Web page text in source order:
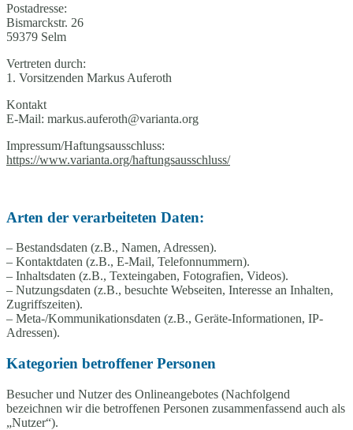
Postadresse:
Bismarckstr. 26
59379 Selm
Vertreten durch:
1. Vorsitzenden Markus Auferoth
Kontakt
E-Mail: markus.auferoth@varianta.org
Impressum/Haftungsausschluss:
https://www.varianta.org/haftungsausschluss/
Arten der verarbeiteten Daten:
– Bestandsdaten (z.B., Namen, Adressen).
– Kontaktdaten (z.B., E-Mail, Telefonnummern).
– Inhaltsdaten (z.B., Texteingaben, Fotografien, Videos).
– Nutzungsdaten (z.B., besuchte Webseiten, Interesse an Inhalten,
Zugriffszeiten).
– Meta-/Kommunikationsdaten (z.B., Geräte-Informationen, IP-
Adressen).
Kategorien betroffener Personen
Besucher und Nutzer des Onlineangebotes (Nachfolgend
bezeichnen wir die betroffenen Personen zusammenfassend auch als
„Nutzer“).